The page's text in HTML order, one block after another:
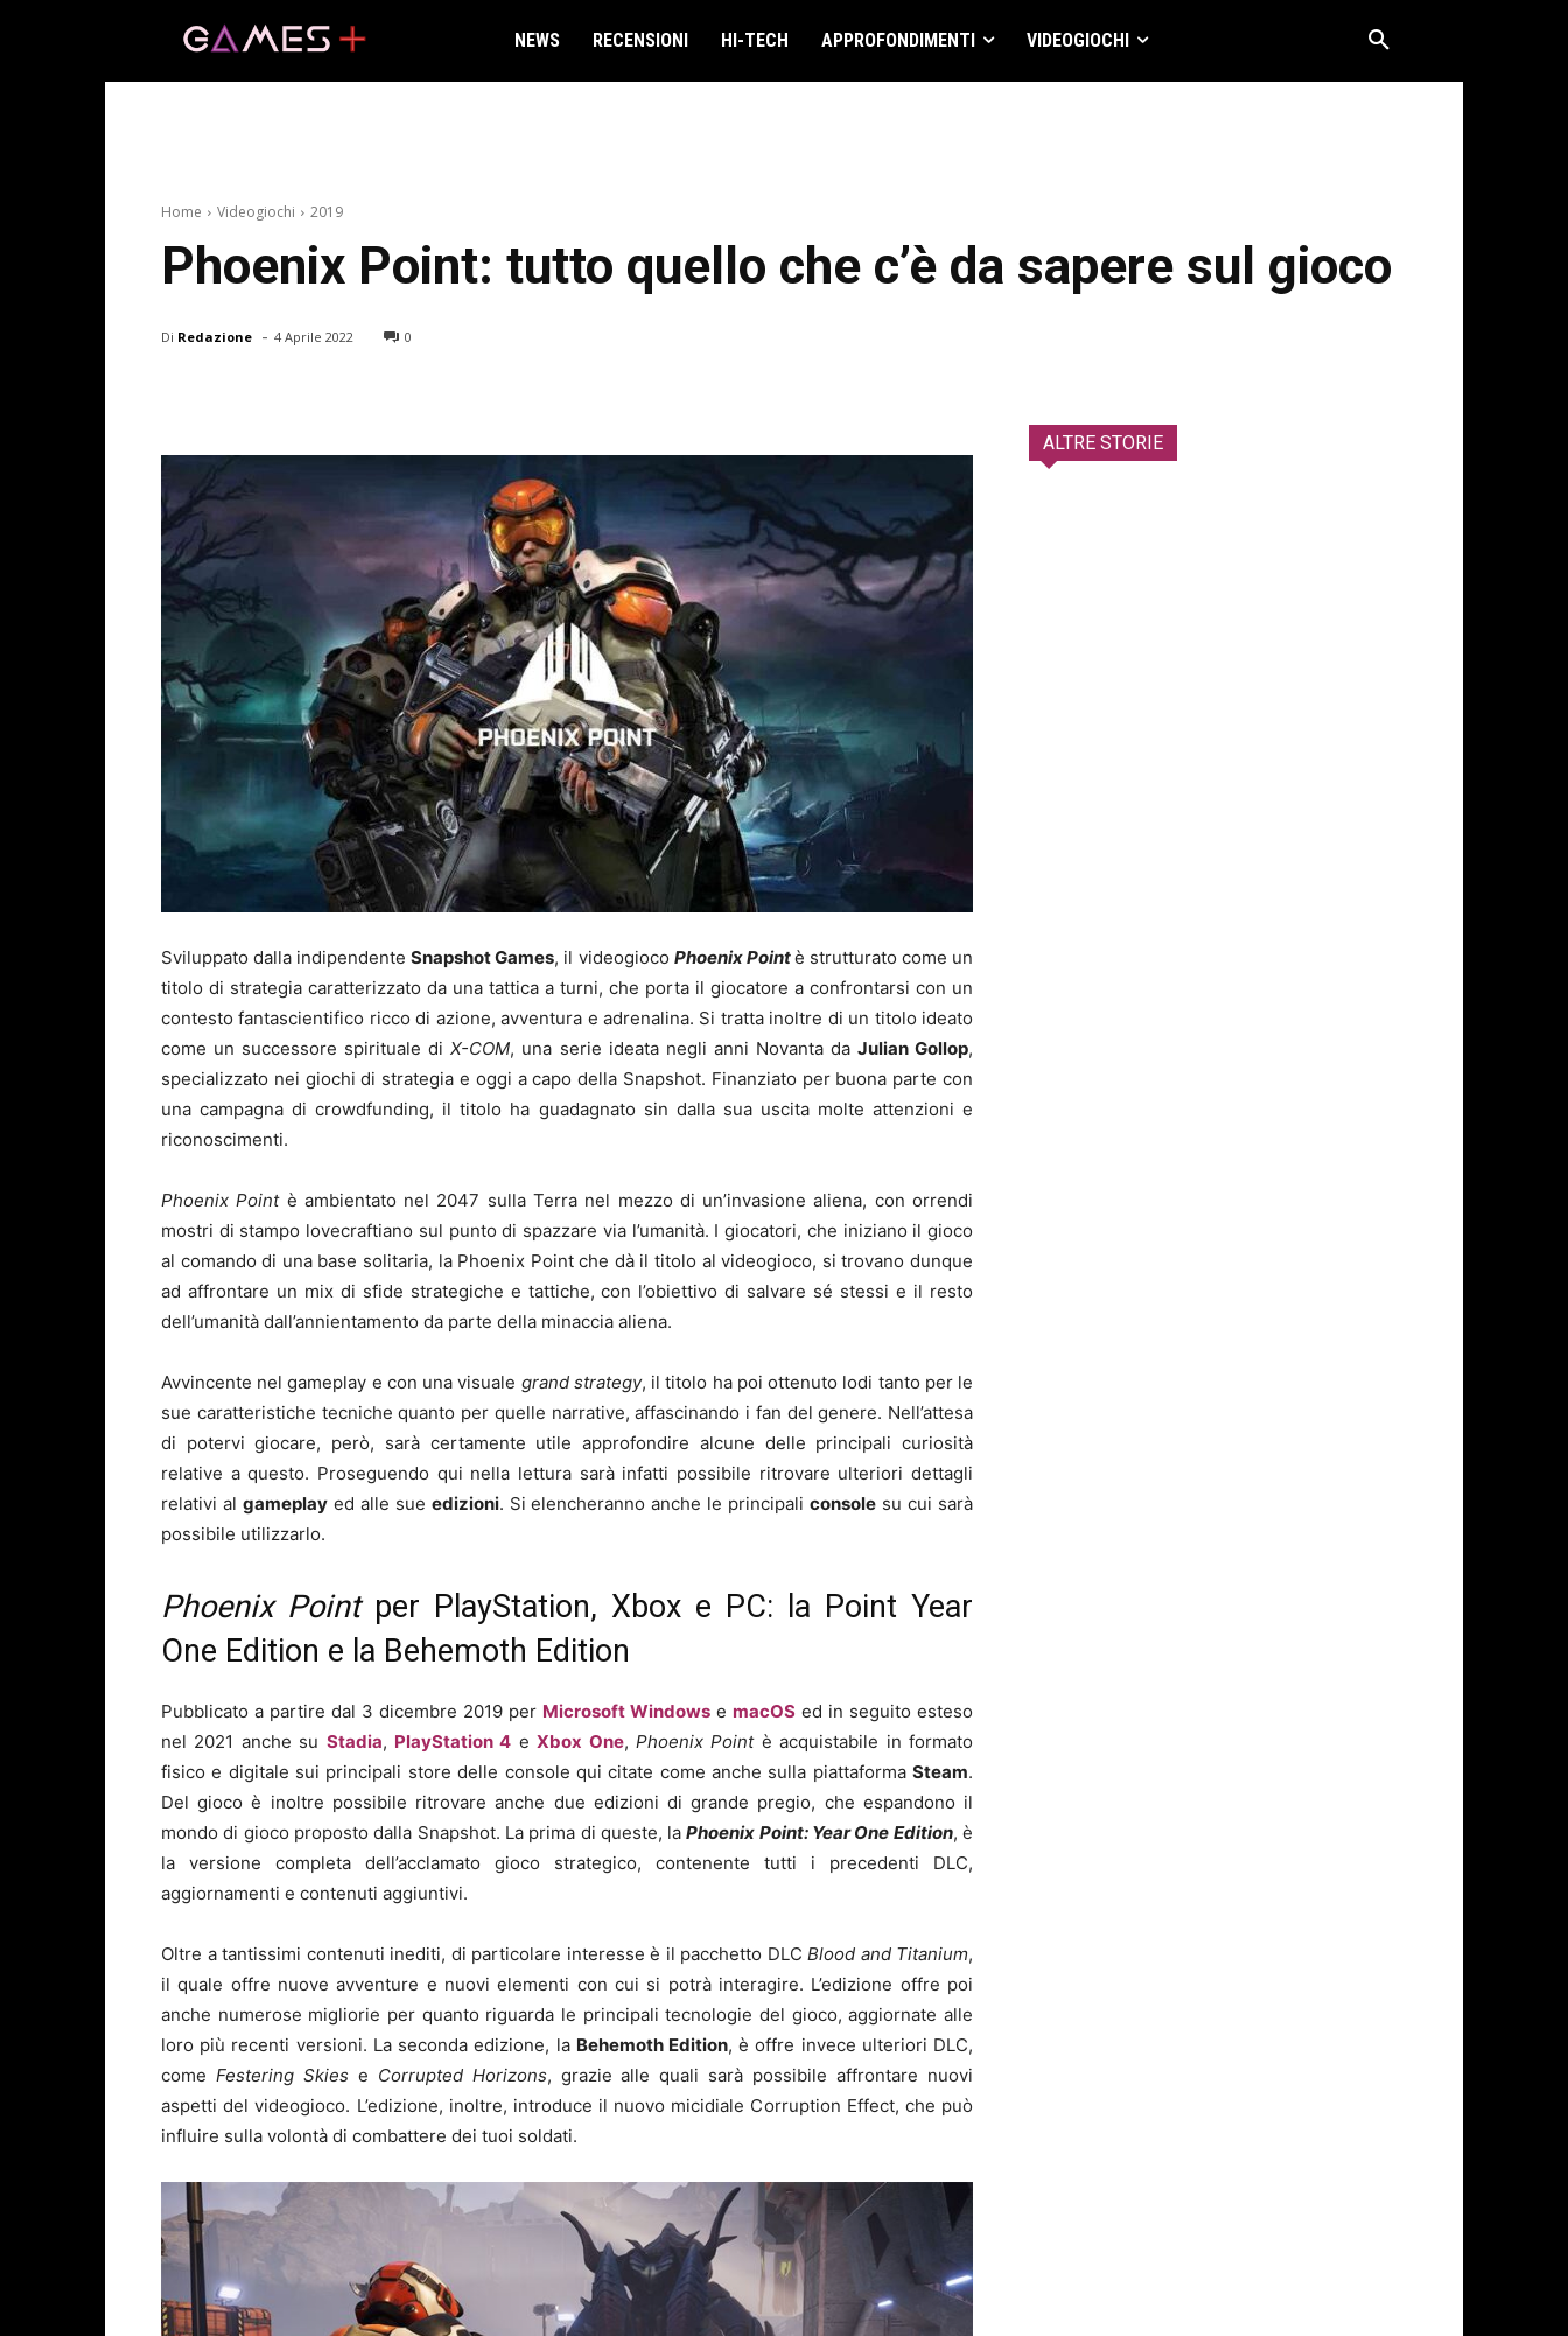
NEWS RECENSIONI HI-TECH APPROFONDIMENTI VIDEOGIOCHI
Home Videogiochi 2019
Phoenix Point: tutto quello che c’è da sapere sul gioco
Di Redazione - 4 Aprile 2022 0
Sviluppato dalla indipendenteSnapshot Games, il videogioco Phoenix Pointè strutturato come un
titolo di strategia caratterizzato da una tattica a turni, che porta il giocatore a confrontarsi con un
contesto fantascientifico ricco di azione, avventura e adrenalina. Si tratta inoltre di un titolo ideato
come un successore spirituale diX-COM, una serie ideata negli anni Novanta da Julian Gollop,
specializzato nei giochi di strategia e oggi a capo della Snapshot. Finanziato per buona parte con
una campagna di crowdfunding, il titolo ha guadagnato sin dalla sua uscita molte attenzioni e
riconoscimenti.
Phoenix Pointè ambientato nel 2047 sulla Terra nel mezzo di un’invasione aliena, con orrendi
mostri di stampo lovecraftiano sul punto di spazzare via l’umanità. I giocatori, che iniziano il gioco
al comando di una base solitaria, la Phoenix Point che dà il titolo al videogioco, si trovano dunque
ad affrontare un mix di sfide strategiche e tattiche, con l’obiettivo di salvare sé stessi e il resto
dell’umanità dall’annientamento da parte della minaccia aliena.
Avvincente nel gameplay e con una visuale grand strategy, il titolo ha poi ottenuto lodi tanto per le
sue caratteristiche tecniche quanto per quelle narrative, affascinando i fan del genere. Nell’attesa
di potervi giocare, però, sarà certamente utile approfondire alcune delle principali curiosità
relative a questo. Proseguendo qui nella lettura sarà infatti possibile ritrovare ulteriori dettagli
relativi al gameplayed alle sue edizioni. Si elencheranno anche le principaliconsole su cui sarà
possibile utilizzarlo.
Phoenix Pointper PlayStation, Xbox e PC: la Point Year
One Edition e la Behemoth Edition
Pubblicato a partire dal 3 dicembre 2019 per Microsoft Windows e macOS ed in seguito esteso
nel 2021 anche su Stadia, PlayStation 4 eXbox One,Phoenix Point è acquistabile in formato
fisico e digitale sui principali store delle console qui citate come anche sulla piattaforma Steam.
Del gioco è inoltre possibile ritrovare anche due edizioni di grande pregio, che espandono il
mondo di gioco proposto dalla Snapshot. La prima di queste, laPhoenix Point: Year One Edition, è
la versione completa dell’acclamato gioco strategico, contenente tutti i precedenti DLC,
aggiornamenti e contenuti aggiuntivi.
Oltre a tantissimi contenuti inediti, di particolare interesse è il pacchetto DLC Blood and Titanium,
il quale offre nuove avventure e nuovi elementi con cui si potrà interagire. L’edizione offre poi
anche numerose migliorie per quanto riguarda le principali tecnologie del gioco, aggiornate alle
loro più recenti versioni. La seconda edizione, la Behemoth Edition, è offre invece ulteriori DLC,
come Festering Skies e Corrupted Horizons, grazie alle quali sarà possibile affrontare nuovi
aspetti del videogioco. L’edizione, inoltre, introduce il nuovo micidiale Corruption Effect, che può
influire sulla volontà di combattere dei tuoi soldati.
ALTRE STORIE